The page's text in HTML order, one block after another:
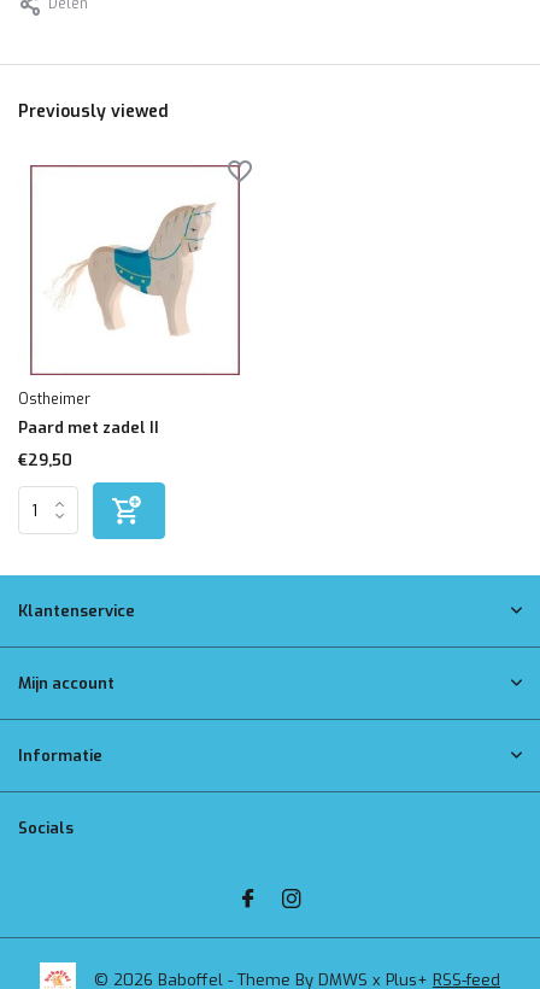
Previously viewed
Ostheimer
Paard met zadel II
€29,50
Klantenservice
Mijn account
Informatie
Socials
© 2026 Baboffel - Theme By DMWS x Plus+ RSS-feed